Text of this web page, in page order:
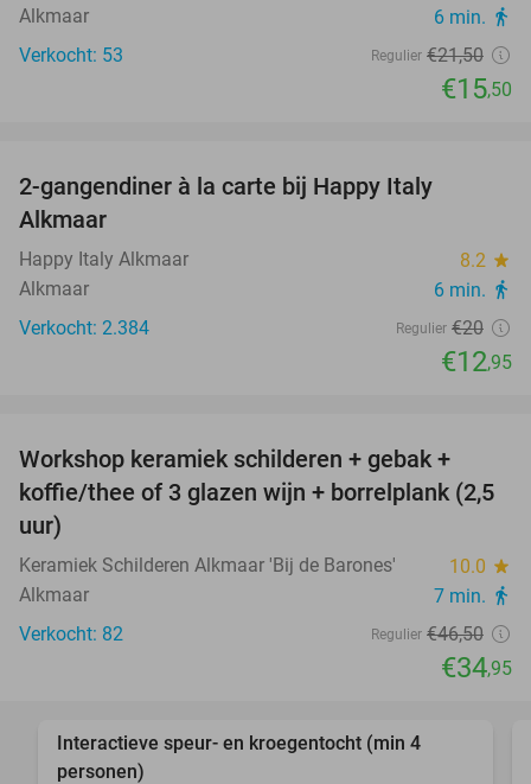
Alkmaar 6 min. directions_walk
Verkocht: 53 Regulier €21,50
€15,50
2-gangendiner à la carte bij Happy Italy
Alkmaar
Happy Italy Alkmaar 8.2 star
Alkmaar 6 min. directions_walk
Verkocht: 2.384 Regulier €20
€12,95
Workshop keramiek schilderen + gebak +
koffie/thee of 3 glazen wijn + borrelplank (2,5
uur)
Keramiek Schilderen Alkmaar 'Bij de Barones' 10.0 star
Alkmaar 7 min. directions_walk
Verkocht: 82 Regulier €46,50
€34,95
favorite_border
Interactieve speur- en kroegentocht (min 4
personen)